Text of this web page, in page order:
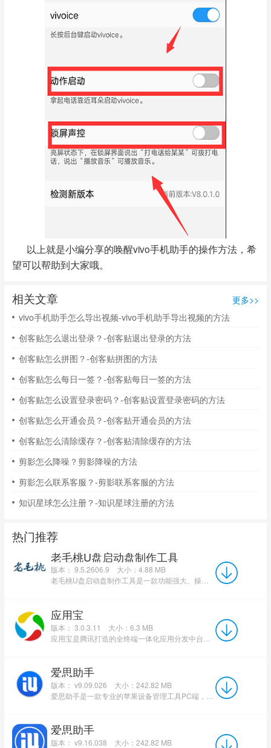
以上就是小编分享的唤醒vivo手机助手的操作方法，希
望可以帮助到大家哦。
相关文章
更多>>
vivo手机助手怎么导出视频-vivo手机助手导出视频的方法
创客贴怎么退出登录？-创客贴退出登录的方法
创客贴怎么拼图？-创客贴拼图的方法
创客贴怎么每日一签？-创客贴每日一签的方法
创客贴怎么设置登录密码？-创客贴设置登录密码的方法
创客贴怎么开通会员？-创客贴开通会员的方法
创客贴怎么清除缓存？-创客贴清除缓存的方法
剪影怎么降噪？剪影降噪的方法
剪影怎么联系客服？-剪影联系客服的方法
知识星球怎么注册？-知识星球注册的方法
热门推荐
老毛桃U盘启动盘制作工具
版本： 9.5.2606.9
大小：4.88 MB
应用宝
版本： 3.0.3.11
大小：6.3 MB
爱思助手
版本： v9.09.026
大小：242.82 MB
爱思助手
版本： v9.16.038
大小：242.82 MB